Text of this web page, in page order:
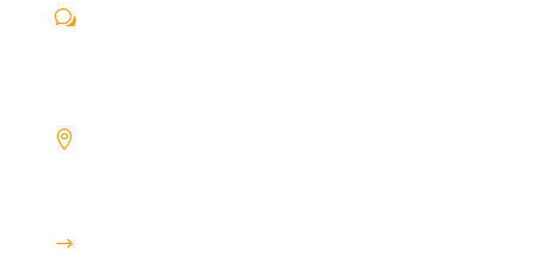
w

$